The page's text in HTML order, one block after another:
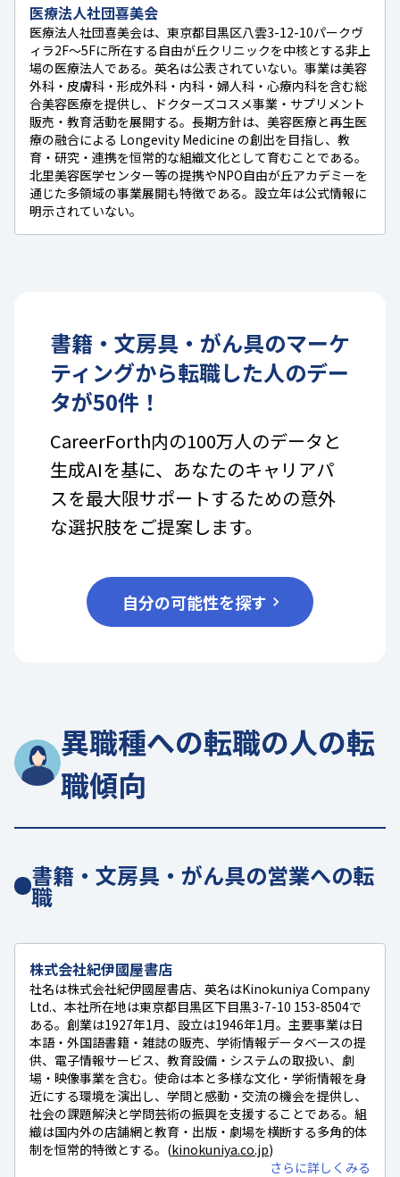
医療法人社団喜美会
医療法人社団喜美会は、東京都目黒区八雲3-12-10パークヴ
ィラ2F〜5Fに所在する自由が丘クリニックを中核とする非上
場の医療法人である。英名は公表されていない。事業は美容
外科・皮膚科・形成外科・内科・婦人科・心療内科を含む総
合美容医療を提供し、ドクターズコスメ事業・サプリメント
販売・教育活動を展開する。長期方針は、美容医療と再生医
療の融合による Longevity Medicine の創出を目指し、教
育・研究・連携を恒常的な組織文化として育むことである。
北里美容医学センター等の提携やNPO自由が丘アカデミーを
通じた多領域の事業展開も特徴である。設立年は公式情報に
明示されていない。
書籍・文房具・がん具のマーケ
ティングから転職した人のデー
タが50件！
CareerForth内の100万人のデータと
生成AIを基に、あなたのキャリアパ
スを最大限サポートするための意外
な選択肢をご提案します。
自分の可能性を探す
異職種への転職の人の転
職傾向
書籍・文房具・がん具の営業への転
職
株式会社紀伊國屋書店
社名は株式会社紀伊國屋書店、英名はKinokuniya Company
Ltd.、本社所在地は東京都目黒区下目黒3-7-10 153-8504で
ある。創業は1927年1月、設立は1946年1月。主要事業は日
本語・外国語書籍・雑誌の販売、学術情報データベースの提
供、電子情報サービス、教育設備・システムの取扱い、劇
場・映像事業を含む。使命は本と多様な文化・学術情報を身
近にする環境を演出し、学問と感動・交流の機会を提供し、
社会の課題解決と学問芸術の振興を支援することである。組
織は国内外の店舗網と教育・出版・劇場を横断する多角的体
制を恒常的特徴とする。(kinokuniya.co.jp)
さらに詳しくみる